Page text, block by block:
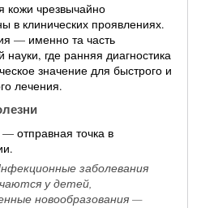
кожи чрезвычайно
в клинических проявлениях.
— именно та часть
науки, где ранняя диагностика
значение для быстрого и
лечения.
— отправная точка в
заболевания
у детей,
новообразования —